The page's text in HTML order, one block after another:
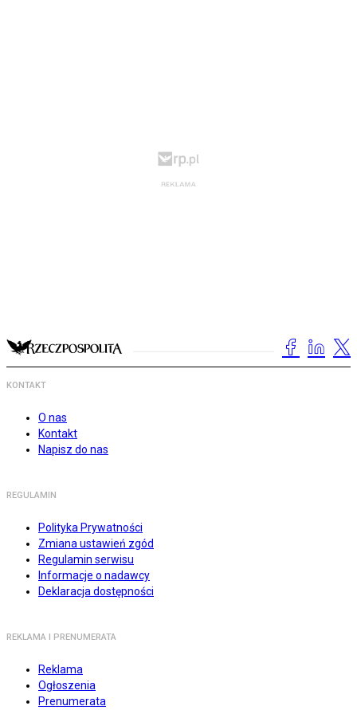
KONTAKT
O nas
Kontakt
Napisz do nas
REGULAMIN
Polityka Prywatności
Zmiana ustawień zgód
Regulamin serwisu
Informacje o nadawcy
Deklaracja dostępności
REKLAMA I PRENUMERATA
Reklama
Ogłoszenia
Prenumerata